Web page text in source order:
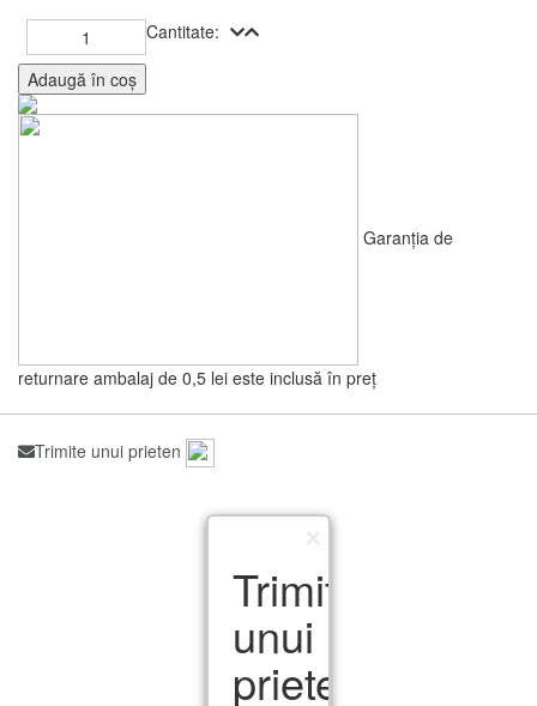
Cantitate:
Garanția de
returnare ambalaj de 0,5 lei este inclusă în preț
Trimite unui prieten
×
Trimite
unui
prieten